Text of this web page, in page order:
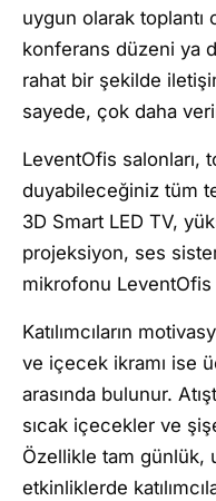
uygun olarak toplantı
konferans düzeni ya
rahat bir şekilde
sayede, çok daha
LeventOfis salonları,
duyabileceğiniz tüm
3D Smart LED TV,
projeksiyon, ses
mikrofonu LeventOfis
Katılımcıların
ve içecek ikramı ise
arasında bulunur.
sıcak içecekler ve
Özellikle tam günlük,
etkinliklerde